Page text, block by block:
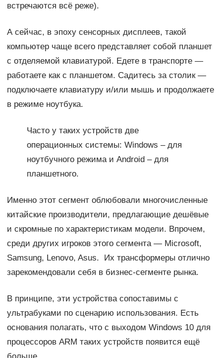
встречаются всё реже).
А сейчас, в эпоху сенсорных дисплеев, такой
компьютер чаще всего представляет собой планшет
с отделяемой клавиатурой. Едете в транспорте —
работаете как с планшетом. Садитесь за столик —
подключаете клавиатуру и/или мышь и продолжаете
в режиме ноутбука.
Часто у таких устройств две
операционных системы: Windows – для
ноутбучного режима и Android – для
планшетного.
Именно этот сегмент облюбовали многочисленные
китайские производители, предлагающие дешёвые
и скромные по характеристикам модели. Впрочем,
среди других игроков этого сегмента — Microsoft,
Samsung, Lenovo, Asus. Их трансформеры отлично
зарекомендовали себя в бизнес-сегменте рынка.
В принципе, эти устройства сопоставимы с
ультрабуками по сценарию использования. Есть
основания полагать, что с выходом Windows 10 для
процессоров ARM таких устройств появится ещё